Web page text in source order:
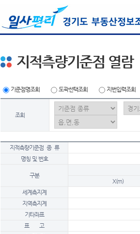
지적측량기준점 열람
기준점명조회 도곽선택조회 지번입력조회
조회
지적측량기준점 종 류
명칭 및 번호
구분
X(m)
세계측지계
지역측지계
기타좌표
표 고